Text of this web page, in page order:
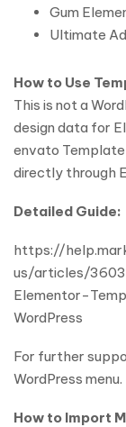
Gum
Ultimate
How to Use
This is not a
design data for
envato
directly through
Detailed Guide:
https://
us/articles/
Elementor-
WordPress
For further
WordPress menu.
How to Import